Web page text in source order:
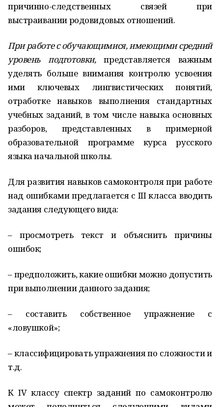
причинно-следственных связей при
выстраивании родовидовых отношений.
При работе с обучающимися, имеющими средний
уровень подготовки,представляется важным
уделять больше внимания контролю усвоения
ими ключевых лингвистических понятий,
отработке навыков выполнения стандартных
учебных заданий, в том числе навыка основных
разборов, представленных в примерной
образовательной программе курса русского
языка начальной школы.
Для развития навыков самоконтроля при работе
над ошибками предлагается с III класса вводить
задания следующего вида:
– просмотреть текст и объяснить причины
ошибок;
– предположить, какие ошибки можно допустить
при выполнении данного задания;
– составить собственное упражнение с
«ловушкой»;
– классифицировать упражнения по сложности и
т.д.
К IV классу спектр заданий по самоконтролю